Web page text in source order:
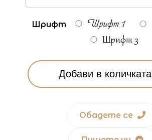
Шрифт Шрифт 1
Шрифт 3
Добави в количката
Обадете се